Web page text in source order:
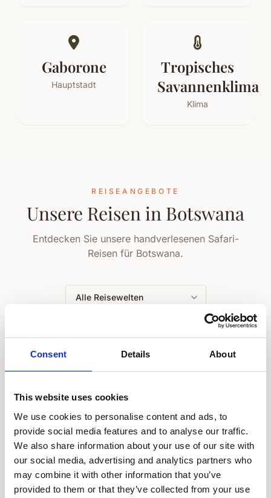
Consent Details About
This website uses cookies
We use cookies to personalise content and ads, to
provide social media features and to analyse our traffic.
We also share information about your use of our site with
our social media, advertising and analytics partners who
may combine it with other information that you’ve
provided to them or that they’ve collected from your use
Gaborone
Hauptstadt
Tropisches
Savannenklima
Klima
REISEANGEBOTE
Unsere Reisen in Botswana
Entdecken Sie unsere handverlesenen Safari-
Reisen für Botswana.
Fly-in Safaris
8 Tage
Botswana at its Best
10